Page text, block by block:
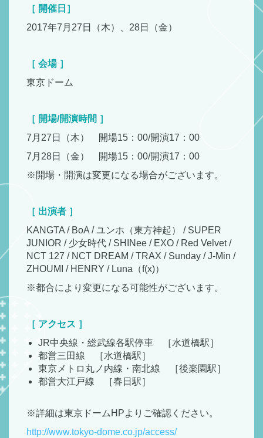
［ 開催日］
2017年7月27日（木）、28日（金）
［ 会場 ］
東京ドーム
［ 開場/開演時間 ］
7月27日（木） 開場15：00/開演17：00
7月28日（金） 開場15：00/開演17：00
※開場・開演は変更になる場合がございます。
［ 出演者 ］
KANGTA / BoA / ユンホ（東方神起） / SUPER
JUNIOR / 少女時代 / SHINee / EXO / Red Velvet /
NCT 127 / NCT DREAM / TRAX / Sunday / J-Min /
ZHOUMI / HENRY / Luna（f(x)）
※都合により変更になる可能性がございます。
［ アクセス ］
JR中央線・総武線各駅停車 ［水道橋駅］
都営三田線 ［水道橋駅］
東京メトロ丸ノ内線・南北線 ［後楽園駅］
都営大江戸線 ［春日駅］
※詳細は東京ドームHPよりご確認ください。
http://www.tokyo-dome.co.jp/access/